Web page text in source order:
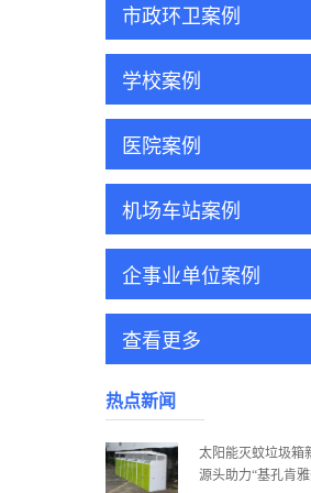
市政环卫案例
学校案例
医院案例
机场车站案例
企事业单位案例
查看更多
热点新闻
太阳能灭蚊垃圾箱
源头助力“基孔肯